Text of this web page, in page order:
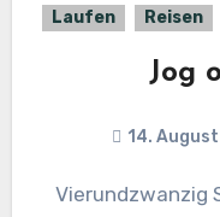
Laufen Reisen
Jog
14.
Vierundzwanzig Stunden waren um. Also auf